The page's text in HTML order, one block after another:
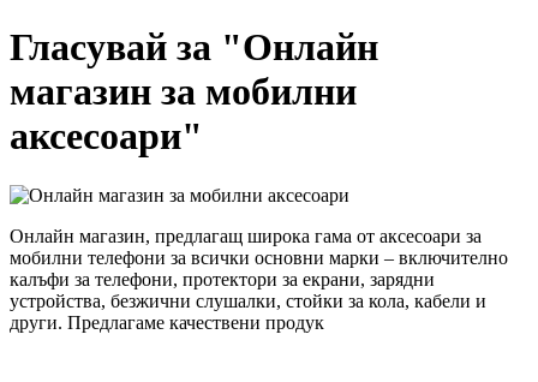
Гласувай за "Онлайн
магазин за мобилни
аксесоари"
Онлайн магазин, предлагащ широка гама от аксесоари за
мобилни телефони за всички основни марки – включително
калъфи за телефони, протектори за екрани, зарядни
устройства, безжични слушалки, стойки за кола, кабели и
други. Предлагаме качествени продук